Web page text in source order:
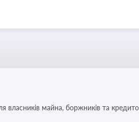
власників майна, боржників та